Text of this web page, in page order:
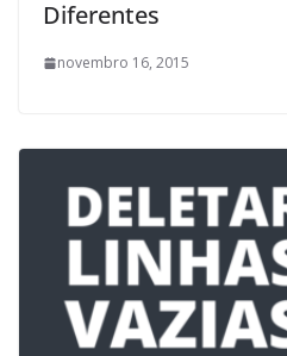
Diferentes
novembro 16, 2015